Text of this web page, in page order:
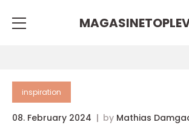
inspiration
08. February 2024 by Mathias